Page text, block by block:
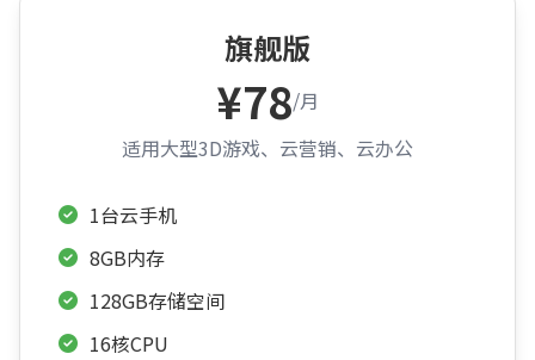
旗舰版
¥78/月
适用大型3D游戏、云营销、云办公
1台云手机
8GB内存
128GB存储空间
16核CPU